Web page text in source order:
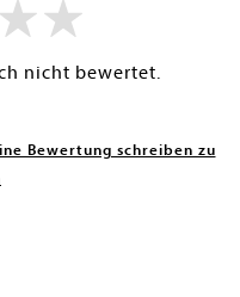
nicht bewertet.
Bewertung schreiben zu